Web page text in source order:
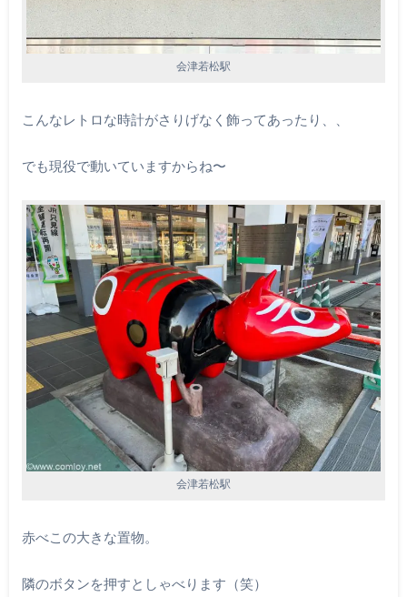
会津若松駅
こんなレトロな時計がさりげなく飾ってあったり、、
でも現役で動いていますからね〜
会津若松駅
赤べこの大きな置物。
隣のボタンを押すとしゃべります（笑）